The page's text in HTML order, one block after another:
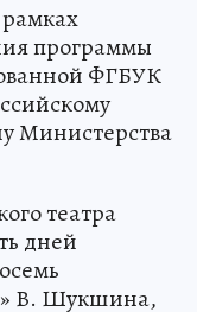
программы
ФГБУК
Министерства
театра
дней
В. Шукшина,